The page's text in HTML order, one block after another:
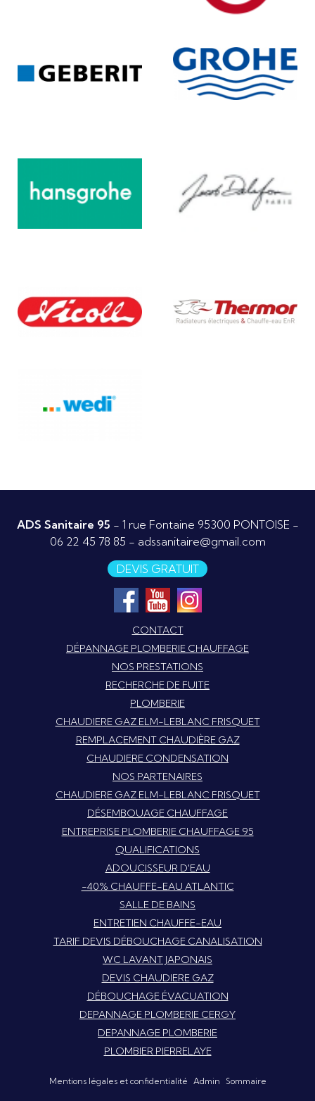
ADS Sanitaire 95 - 1 rue Fontaine 95300 PONTOISE -
06 22 45 78 85 - adssanitaire@gmail.com
DEVIS GRATUIT
CONTACT
DÉPANNAGE PLOMBERIE CHAUFFAGE
NOS PRESTATIONS
RECHERCHE DE FUITE
PLOMBERIE
CHAUDIERE GAZ ELM-LEBLANC FRISQUET
REMPLACEMENT CHAUDIÈRE GAZ
CHAUDIERE CONDENSATION
NOS PARTENAIRES
CHAUDIERE GAZ ELM-LEBLANC FRISQUET
DÉSEMBOUAGE CHAUFFAGE
ENTREPRISE PLOMBERIE CHAUFFAGE 95
QUALIFICATIONS
ADOUCISSEUR D'EAU
-40% CHAUFFE-EAU ATLANTIC
SALLE DE BAINS
ENTRETIEN CHAUFFE-EAU
TARIF DEVIS DÉBOUCHAGE CANALISATION
WC LAVANT JAPONAIS
DEVIS CHAUDIERE GAZ
DÉBOUCHAGE ÉVACUATION
DEPANNAGE PLOMBERIE CERGY
DEPANNAGE PLOMBERIE
PLOMBIER PIERRELAYE
Mentions légales et confidentialité Admin Sommaire